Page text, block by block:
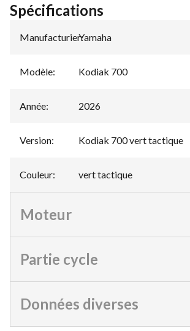
Spécifications
Manufacturier:
Yamaha
Modèle: Kodiak 700
Année: 2026
Version: Kodiak 700 vert tactique
Couleur: vert tactique
Moteur
Partie cycle
Données diverses